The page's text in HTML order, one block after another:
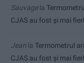
Sauvagela
CJAS au fost și mai
Jean la Termometrul
CJAS au fost și mai